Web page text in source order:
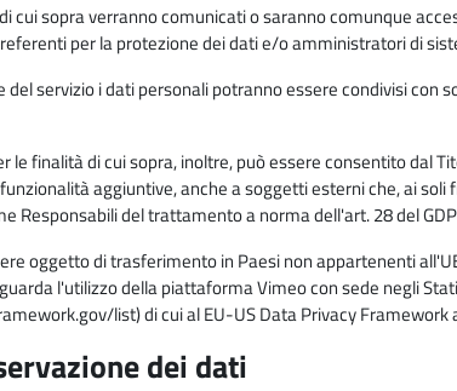
cui sopra verranno comunicati o saranno comunque
per la protezione dei dati e/o amministratori di
servizio i dati personali potranno essere condivisi
le finalità di cui sopra, inoltre, può essere consentito
aggiuntive, anche a soggetti esterni che, ai
Responsabili del trattamento a norma dell'art. 28 del
oggetto di trasferimento in Paesi non appartenenti
l'utilizzo della piattaforma Vimeo con sede negli
list) di cui al EU-US Data Privacy
dei dati